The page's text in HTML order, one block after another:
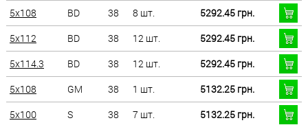
5x108
BD 38 8 шт.
5292.45 грн.
5x112
BD 38 12 шт.
5292.45 грн.
5x114.3
BD 38 12 шт.
5292.45 грн.
5x108
GM 38 1 шт.
5132.25 грн.
5x100
S 38 7 шт.
5132.25 грн.